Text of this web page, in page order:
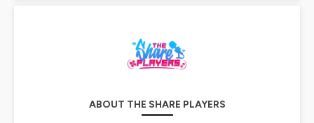
ABOUT THE SHARE PLAYERS